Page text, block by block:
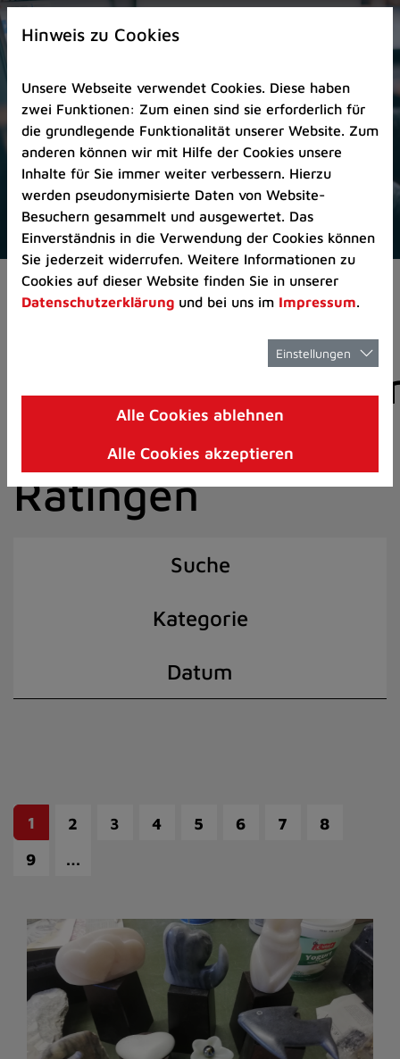
Zur
Startseite
Zum
Seitenanfang
springen
(Schnelltaste
A)
Zur
Navigation/Menü
springen
(Schnelltaste
M)
Zur
8)
I)
Aktuelles Pressemitteilungen
der Stadt
Ratingen
Suche
Kategorie
Datum
1 2 3 4 5 6 7
8
9
…
Hinweis zu Cookies
Unsere Webseite verwendet Cookies. Diese haben
zwei Funktionen: Zum einen sind sie erforderlich für
die grundlegende Funktionalität unserer Website. Zum
anderen können wir mit Hilfe der Cookies unsere
Inhalte für Sie immer weiter verbessern. Hierzu
werden pseudonymisierte Daten von Website-
Besuchern gesammelt und ausgewertet. Das
Einverständnis in die Verwendung der Cookies können
Sie jederzeit widerrufen. Weitere Informationen zu
Cookies auf dieser Website finden Sie in unserer
Datenschutzerklärung und bei uns im Impressum.
Einstellungen
Alle Cookies ablehnen
Alle Cookies akzeptieren